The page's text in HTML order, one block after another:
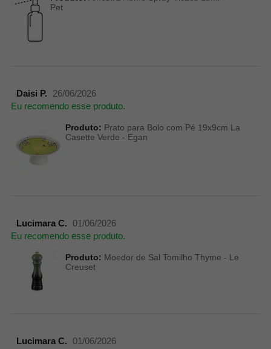
Pet
Daisi P.
26/06/2026
Eu recomendo esse produto.
Produto: Prato para Bolo com Pé 19x9cm La
Casette Verde - Egan
Lucimara C.
01/06/2026
Eu recomendo esse produto.
Produto: Moedor de Sal Tomilho Thyme - Le
Creuset
Lucimara C. 01/06/2026